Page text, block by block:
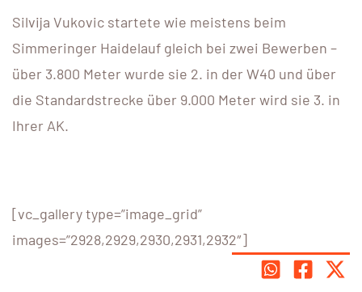
Silvija Vukovic startete wie meistens beim
Simmeringer Haidelauf gleich bei zwei Bewerben –
über 3.800 Meter wurde sie 2. in der W40 und über
die Standardstrecke über 9.000 Meter wird sie 3. in
Ihrer AK.
[vc_gallery type=”image_grid”
images=”2928,2929,2930,2931,2932″]